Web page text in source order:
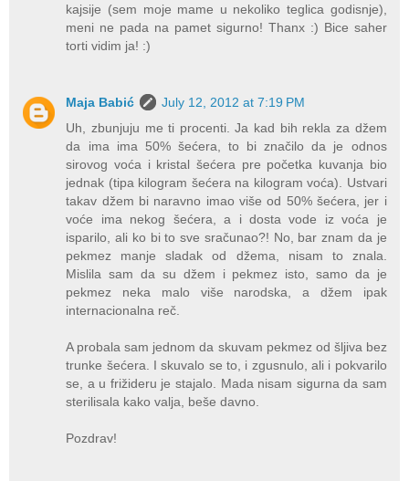
kajsije (sem moje mame u nekoliko teglica godisnje),
meni ne pada na pamet sigurno! Thanx :) Bice saher
torti vidim ja! :)
Maja Babić
July 12, 2012 at 7:19 PM
Uh, zbunjuju me ti procenti. Ja kad bih rekla za džem
da ima ima 50% šećera, to bi značilo da je odnos
sirovog voća i kristal šećera pre početka kuvanja bio
jednak (tipa kilogram šećera na kilogram voća). Ustvari
takav džem bi naravno imao više od 50% šećera, jer i
voće ima nekog šećera, a i dosta vode iz voća je
isparilo, ali ko bi to sve sračunao?! No, bar znam da je
pekmez manje sladak od džema, nisam to znala.
Mislila sam da su džem i pekmez isto, samo da je
pekmez neka malo više narodska, a džem ipak
internacionalna reč.
A probala sam jednom da skuvam pekmez od šljiva bez
trunke šećera. I skuvalo se to, i zgusnulo, ali i pokvarilo
se, a u frižideru je stajalo. Mada nisam sigurna da sam
sterilisala kako valja, beše davno.
Pozdrav!